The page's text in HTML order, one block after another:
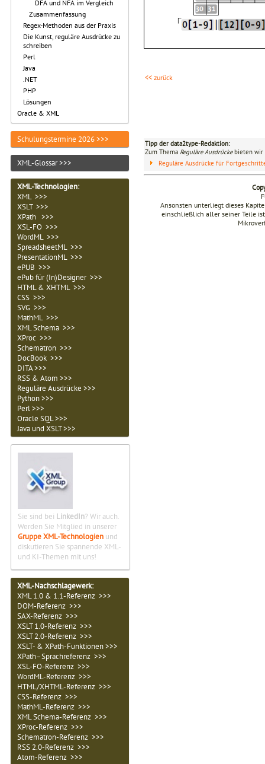
DFA und NFA im Vergleich
Zusammenfassung
Regex-Methoden aus der Praxis
Die Kunst, reguläre Ausdrücke zu
schreiben
Perl
Java
.NET
PHP
Lösungen
Oracle & XML
Schulungstermine 2026 >>>
XML-Glossar >>>
XML-Technologien:
XML >>>
XSLT >>>
XPath >>>
XSL-FO >>>
WordML >>>
SpreadsheetML >>>
PresentationML >>>
ePUB >>>
ePub für (In)Designer >>>
HTML & XHTML >>>
CSS >>>
SVG >>>
MathML >>>
XML Schema >>>
XProc >>>
Schematron >>>
DocBook >>>
DITA >>>
RSS & Atom >>>
Reguläre Ausdrücke >>>
Python >>>
Perl >>>
Oracle SQL >>>
Java und XSLT >>>
Sie sind bei LinkedIn? Wir auch.
Werden Sie Mitglied in unserer
Gruppe XML-Technologien und
diskutieren Sie spannende XML-
und KI-Themen mit uns!
XML-Nachschlagewerk:
XML 1.0 & 1.1-Referenz >>>
DOM-Referenz >>>
SAX-Referenz >>>
XSLT 1.0-Referenz >>>
XSLT 2.0-Referenz >>>
XSLT- & XPath-Funktionen >>>
XPath–Sprachreferenz >>>
XSL-FO-Referenz >>>
WordML-Referenz >>>
HTML/XHTML-Referenz >>>
CSS-Referenz >>>
MathML-Referenz >>>
XML Schema-Referenz >>>
XProc-Referenz >>>
Schematron-Referenz >>>
RSS 2.0-Referenz >>>
Atom-Referenz >>>
<< zurück
Tipp der data2type-Redaktion:
Zum Thema Reguläre Ausdrückebieten wir
Reguläre Ausdrücke für
Ansonsten unterliegt dieses
einschließlich aller seiner Teile